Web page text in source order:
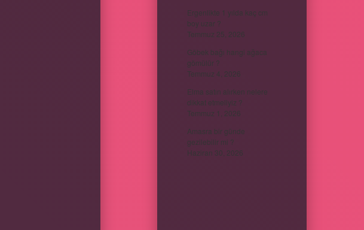
Ergenlikte 1 yılda kaç cm
boy uzar ?
Temmuz 25, 2026
Göbek bağı hangi ağaca
gömülür ?
Temmuz 4, 2026
Elma satın alırken nelere
dikkat etmeliyiz ?
Temmuz 1, 2026
Amasra bir günde
gezilebilir mi ?
Haziran 30, 2026